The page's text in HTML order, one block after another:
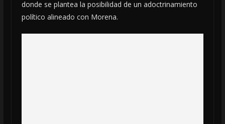
donde se plantea la posibilidad de un adoctrinamiento
político alineado con Morena.